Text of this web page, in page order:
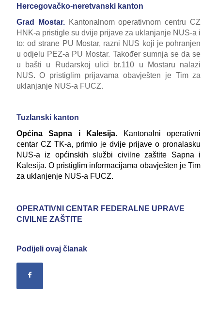
Hercegovačko-neretvanski kanton
Grad Mostar.Kantonalnom operativnom centru CZ
HNK-a pristigle su dvije prijave za uklanjanje NUS-a i
to: od strane PU Mostar, razni NUS koji je pohranjen
u odjelu PEZ-a PU Mostar. Također sumnja se da se
u bašti u Rudarskoj ulici br.110 u Mostaru nalazi
NUS. O pristiglim prijavama obavješten je Tim za
uklanjanje NUS-a FUCZ.
Tuzlanski kanton
Općina Sapna i Kalesija. Kantonalni operativni
centar CZ TK-a, primio je dvije prijave o pronalasku
NUS-a iz općinskih službi civilne zaštite Sapna i
Kalesija. O pristiglim informacijama obavješten je Tim
za uklanjenje NUS-a FUCZ.
OPERATIVNI CENTAR FEDERALNE UPRAVE
CIVILNE ZAŠTITE
Podijeli ovaj članak